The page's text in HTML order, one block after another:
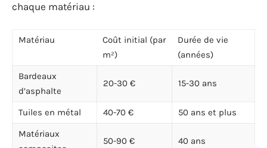
chaque matériau :
Matériau
Coût initial (par
m²)
Durée de vie
(années)
Bardeaux
d’asphalte
20-30 € 15-30 ans
Tuiles en métal 40-70 €
50 ans et plus
Matériaux
50-90 € 40 ans